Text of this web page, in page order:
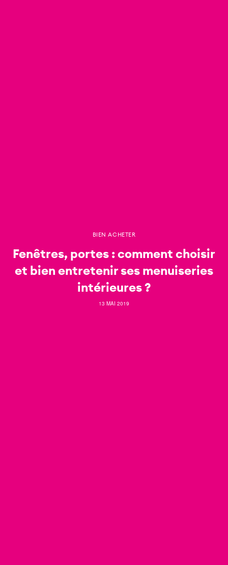
BIEN ACHETER
Fenêtres, portes : comment choisir
et bien entretenir ses menuiseries
intérieures ?
13 MAI 2019